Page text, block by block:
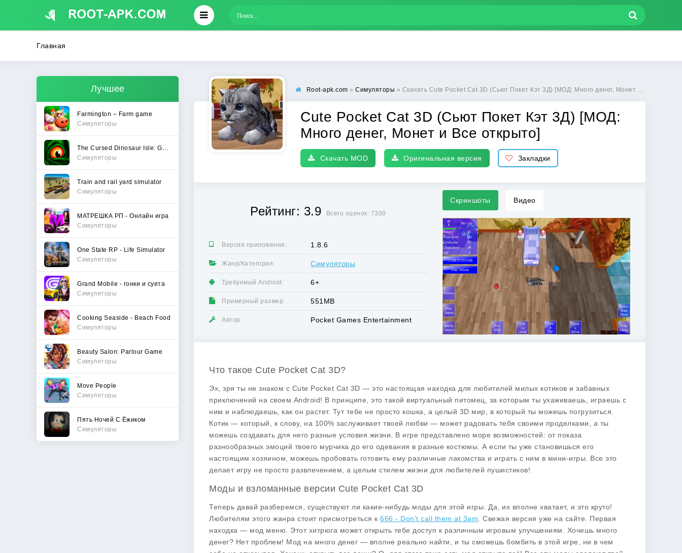
Главная
Лучшее
Farmington – Farm game
Симуляторы
Симуляторы
Train and rail yard simulator
Симуляторы
МАТРЕШКА РП - Онлайн игра
Симуляторы
One State RP - Life Simulator
Симуляторы
Grand Mobile - гонки и суета
Симуляторы
Cooking Seaside - Beach Food
Симуляторы
Beauty Salon: Parlour Game
Симуляторы
Move People
Симуляторы
Пять Ночей С Ёжиком
Симуляторы
Root-apk.com » Симуляторы » Скачать Cute Pocket Cat 3D (Сьют Покет Кэт 3Д) [МОД: Много денег, Монет и Все открыто] | Взлом Cute Pocket Cat 3D на Андроид
Cute Pocket Cat 3D (Сьют Покет Кэт 3Д) [МОД:
Много денег, Монет и Все открыто]
Скачать MOD Оригинальная версия Закладки
Рейтинг: 3.9 Всего оценок: 7300
Версия приложения: 1.8.6
Жанр/Категория: Симуляторы
Требуемый Android: 6+
Примерный размер: 551MB
Автор: Pocket Games Entertainment
Скриншоты Видео
Что такое Cute Pocket Cat 3D?
Эх, зря ты не знаком с Cute Pocket Cat 3D — это настоящая находка для любителей милых котиков и забавных
приключений на своем Android! В принципе, это такой виртуальный питомец, за которым ты ухаживаешь, играешь с
ним и наблюдаешь, как он растет. Тут тебе не просто кошка, а целый 3D мир, в который ты можешь погрузиться.
Котик — который, к слову, на 100% заслуживает твоей любви — может радовать тебя своими проделками, а ты
можешь создавать для него разные условия жизни. В игре представлено море возможностей: от показа
разнообразных эмоций твоего мурчика до его одевания в разные костюмы. А если ты уже становишься его
настоящим хозяином, можешь пробовать готовить ему различные лакомства и играть с ним в мини-игры. Все это
делает игру не просто развлечением, а целым стилем жизни для любителей пушистиков!
Моды и взломанные версии Cute Pocket Cat 3D
Теперь давай разберемся, существуют ли какие-нибудь моды для этой игры. Да, их вполне хватает, и это круто!
Любителям этого жанра стоит присмотреться к 666 - Don’t call them at 3am . Свежая версия уже на сайте. Первая
находка — мод меню . Этот хитрюга может открыть тебе доступ к различным игровым улучшениям. Хочешь много
денег? Нет проблем! Мод на много денег — вполне реально найти, и ты сможешь бомбить в этой игре, ни в чем